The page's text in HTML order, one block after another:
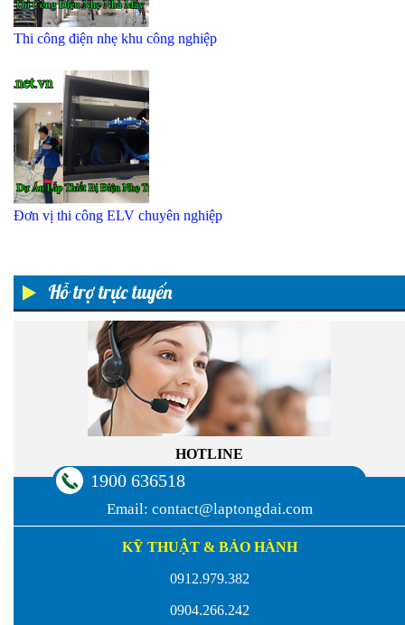
Hỗ trợ trực tuyến
HOTLINE
1900 636518
Email: contact@laptongdai.com
KỸ THUẬT & BẢO HÀNH
0912.979.382
0904.266.242
Thi công điện nhẹ khu công nghiệp
Đơn vị thi công ELV chuyên nghiệp